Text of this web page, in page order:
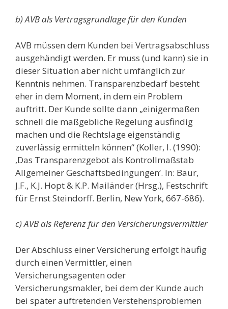
b) AVB als Vertragsgrundlage für den Kunden
AVB müssen dem Kunden bei Vertragsabschluss
ausgehändigt werden. Er muss (und kann) sie in
dieser Situation aber nicht umfänglich zur
Kenntnis nehmen. Transparenzbedarf besteht
eher in dem Moment, in dem ein Problem
auftritt. Der Kunde sollte dann „einigermaßen
schnell die maßgebliche Regelung ausfindig
machen und die Rechtslage eigenständig
zuverlässig ermitteln können“ (Koller, I. (1990):
‚Das Transparenzgebot als Kontrollmaßstab
Allgemeiner Geschäftsbedingungen‘. In: Baur,
J.F., K.J. Hopt & K.P. Mailänder (Hrsg.), Festschrift
für Ernst Steindorff. Berlin, New York, 667-686).
c) AVB als Referenz für den Versicherungsvermittler
Der Abschluss einer Versicherung erfolgt häufig
durch einen Vermittler, einen
Versicherungsagenten oder
Versicherungsmakler, bei dem der Kunde auch
bei später auftretenden Verstehensproblemen